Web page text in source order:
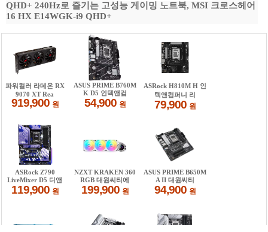
QHD+ 240Hz로 즐기는 고성능 게이밍 노트북, MSI 크로스헤어
16 HX E14WGK-i9 QHD+